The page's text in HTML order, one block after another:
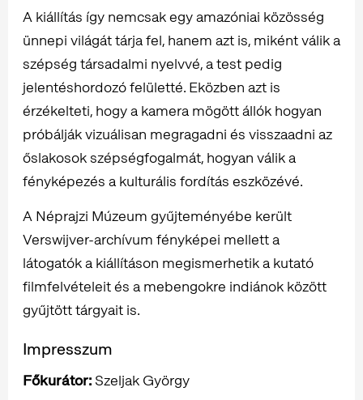
A kiállítás így nemcsak egy amazóniai közösség
ünnepi világát tárja fel, hanem azt is, miként válik a
szépség társadalmi nyelvvé, a test pedig
jelentéshordozó felületté. Eközben azt is
érzékelteti, hogy a kamera mögött állók hogyan
próbálják vizuálisan megragadni és visszaadni az
őslakosok szépségfogalmát, hogyan válik a
fényképezés a kulturális fordítás eszközévé.
A Néprajzi Múzeum gyűjteményébe került
Verswijver-archívum fényképei mellett a
látogatók a kiállításon megismerhetik a kutató
filmfelvételeit és a mebengokre indiánok között
gyűjtött tárgyait is.
Impresszum
Főkurátor: Szeljak György